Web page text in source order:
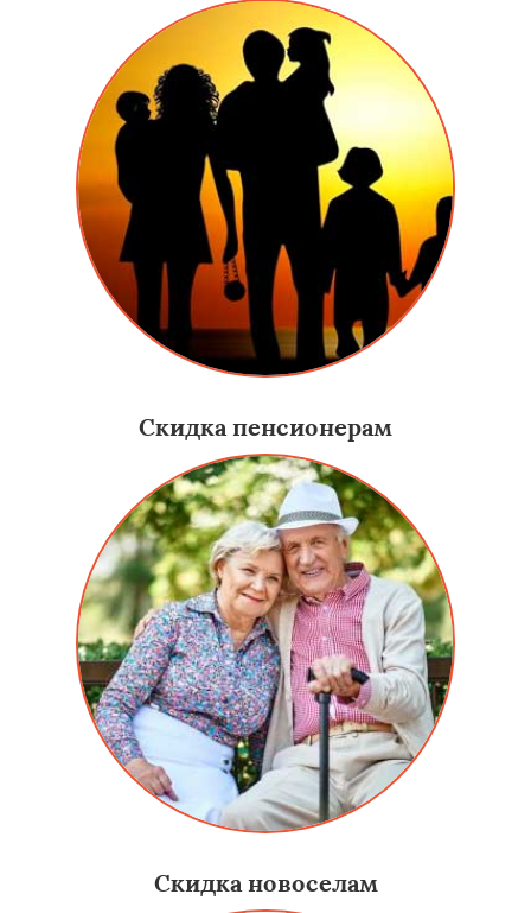
Скидка пенсионерам
Скидка новоселам